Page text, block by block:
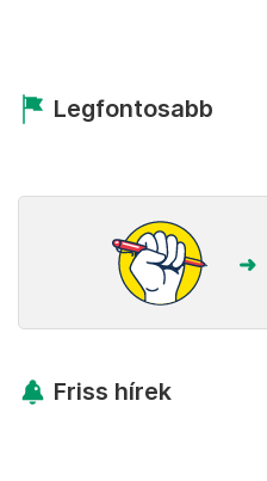
Legfontosabb
Friss hírek